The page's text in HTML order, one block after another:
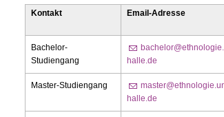
Kontakt Email-Adresse
Bachelor-
Studiengang
halle.de
Master-Studiengang
halle.de